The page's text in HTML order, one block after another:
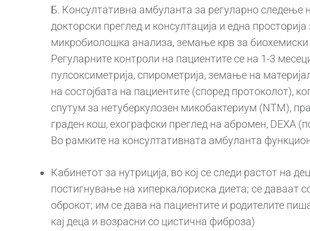
Б. Консултативна амбуланта за регуларно следење
докторски преглед и консултација и една
микробиолошка анализа, земање крв за биохемиски
Регуларните контроли на пациентите се на 1-3
пулсоксиметрија, спирометрија, земање на
на состојбата на пациентите (според протоколот),
спутум за нетуберкулозен микобактериум (NTM),
граден кош, ехографски преглед на абромен, DEXA
Во рамките на консултативната амбуланта
Кабинетот за нутриција, во кој се следи растот на
постигнување на хиперкалориска диета; се даваат
оброкот; им се дава на пациентите и родителите
кај деца и возрасни со цистична фиброза)